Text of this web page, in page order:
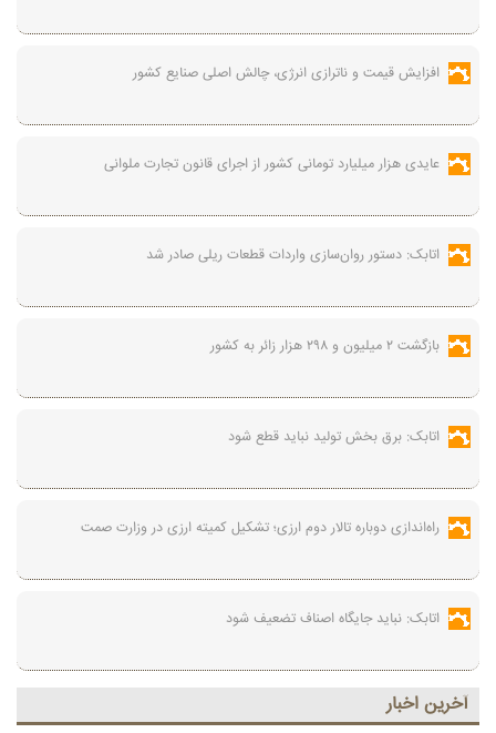
افزایش قیمت و ناترازی انرژی، چالش اصلی صنایع کشور
عایدی هزار میلیارد تومانی کشور از اجرای قانون تجارت ملوانی
اتابک: دستور روان‌سازی واردات قطعات ریلی صادر شد
بازگشت ۲ میلیون و ۲۹۸ هزار زائر به کشور
اتابک: برق بخش تولید نباید قطع شود
راه‌اندازی دوباره تالار دوم ارزی؛ تشکیل کمیته ارزی در وزارت صمت
اتابک: نباید جایگاه اصناف تضعیف شود
آخرين اخبار